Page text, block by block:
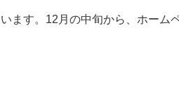
ます。 12月の中旬から、ホーム